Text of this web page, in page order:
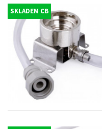
SKLADEM CB